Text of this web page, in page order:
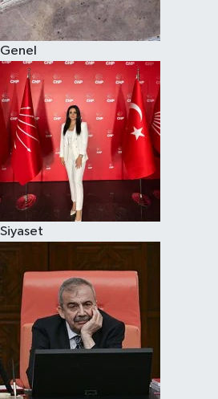
Genel
Siyaset